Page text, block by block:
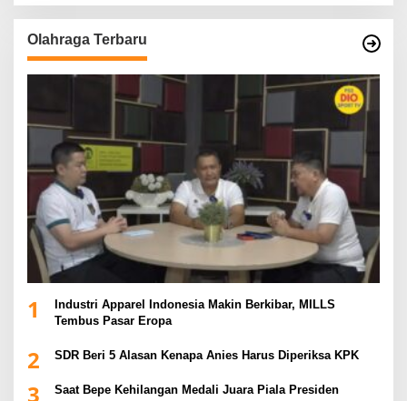
Olahraga Terbaru
1
Industri Apparel Indonesia Makin Berkibar, MILLS
Tembus Pasar Eropa
2 SDR Beri 5 Alasan Kenapa Anies Harus Diperiksa KPK
3 Saat Bepe Kehilangan Medali Juara Piala Presiden